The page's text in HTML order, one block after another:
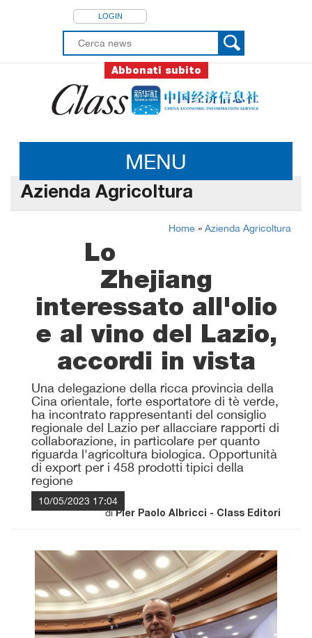
LOGIN
Abbonati subito
MENU
Azienda Agricoltura
Home » Azienda Agricoltura
Lo
Zhejiang
interessato all'olio
e al vino del Lazio,
accordi in vista
Una delegazione della ricca provincia della
Cina orientale, forte esportatore di tè verde,
ha incontrato rappresentanti del consiglio
regionale del Lazio per allacciare rapporti di
collaborazione, in particolare per quanto
riguarda l'agricoltura biologica. Opportunità
di export per i 458 prodotti tipici della
regione
10/05/2023 17:04
diPier Paolo Albricci - Class Editori